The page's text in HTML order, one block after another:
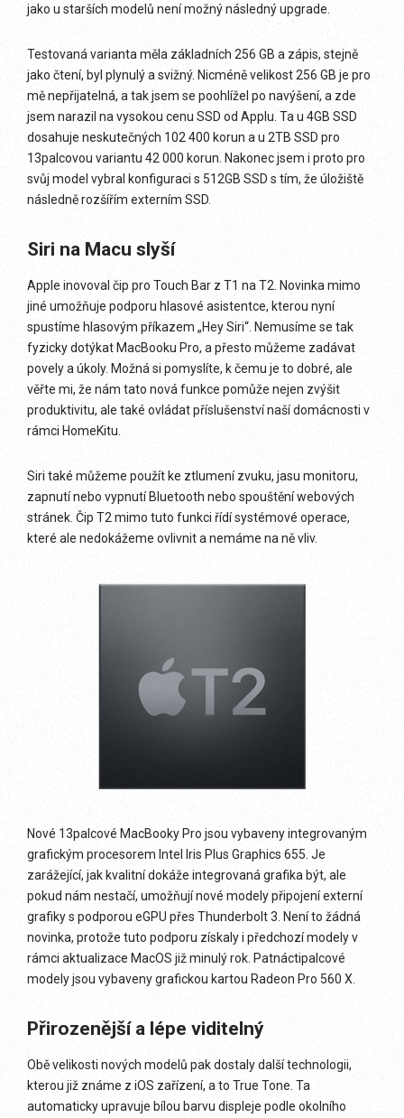
jako u starších modelů není možný následný upgrade.
Testovaná varianta měla základních 256 GB a zápis, stejně
jako čtení, byl plynulý a svižný. Nicméně velikost 256 GB je pro
mě nepřijatelná, a tak jsem se poohlížel po navýšení, a zde
jsem narazil na vysokou cenu SSD od Applu. Ta u 4GB SSD
dosahuje neskutečných 102 400 korun a u 2TB SSD pro
13palcovou variantu 42 000 korun. Nakonec jsem i proto pro
svůj model vybral konfiguraci s 512GB SSD s tím, že úložiště
následně rozšířím externím SSD.
Siri na Macu slyší
Apple inovoval čip pro Touch Bar z T1 na T2. Novinka mimo
jiné umožňuje podporu hlasové asistentce, kterou nyní
spustíme hlasovým příkazem „Hey Siri“. Nemusíme se tak
fyzicky dotýkat MacBooku Pro, a přesto můžeme zadávat
povely a úkoly. Možná si pomyslíte, k čemu je to dobré, ale
věřte mi, že nám tato nová funkce pomůže nejen zvýšit
produktivitu, ale také ovládat příslušenství naší domácnosti v
rámci HomeKitu.
Siri také můžeme použít ke ztlumení zvuku, jasu monitoru,
zapnutí nebo vypnutí Bluetooth nebo spouštění webových
stránek. Čip T2 mimo tuto funkci řídí systémové operace,
které ale nedokážeme ovlivnit a nemáme na ně vliv.
Nové 13palcové MacBooky Pro jsou vybaveny integrovaným
grafickým procesorem Intel Iris Plus Graphics 655. Je
zarážející, jak kvalitní dokáže integrovaná grafika být, ale
pokud nám nestačí, umožňují nové modely připojení externí
grafiky s podporou eGPU přes Thunderbolt 3. Není to žádná
novinka, protože tuto podporu získaly i předchozí modely v
rámci aktualizace MacOS již minulý rok. Patnáctipalcové
modely jsou vybaveny grafickou kartou Radeon Pro 560 X.
Přirozenější a lépe viditelný
Obě velikosti nových modelů pak dostaly další technologii,
kterou již známe z iOS zařízení, a to True Tone. Ta
automaticky upravuje bílou barvu displeje podle okolního